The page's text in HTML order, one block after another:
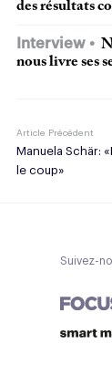
des résultats
Interview
nous livre ses
Article Précédent
Manuela Schär:
le coup»
Suivez-